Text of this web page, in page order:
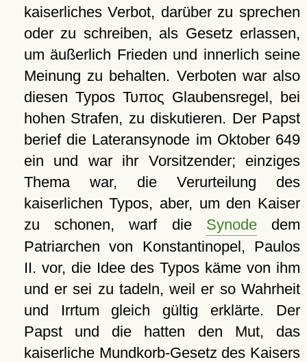
kaiserliches Verbot, darüber zu sprechen
oder zu schreiben, als Gesetz erlassen,
um äußerlich Frieden und innerlich seine
Meinung zu behalten. Verboten war also
diesen Typos Τυπος Glaubensregel, bei
hohen Strafen, zu diskutieren. Der Papst
berief die Lateransynode im Oktober 649
ein und war ihr Vorsitzender; einziges
Thema war, die Verurteilung des
kaiserlichen Typos, aber, um den Kaiser
zu schonen, warf die Synodedem
Patriarchen von Konstantinopel, Paulos
II. vor, die Idee des Typos käme von ihm
und er sei zu tadeln, weil er so Wahrheit
und Irrtum gleich gültig erklärte. Der
Papst und die hatten den Mut, das
kaiserliche Mundkorb-Gesetz des Kaisers